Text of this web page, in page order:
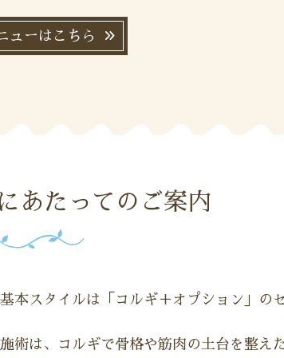
ューはこちら
あたってのご案内
本スタイルは「コルギ＋オプション」の
術は、コルギで骨格や筋肉の土台を整え